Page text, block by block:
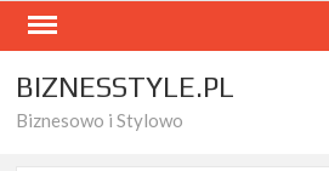
Skip
content
BIZNESSTYLE.PL
Biznesowo i Stylowo